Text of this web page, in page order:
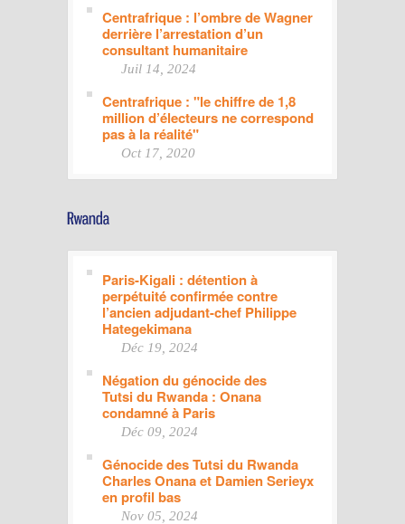
Centrafrique : l’ombre de Wagner
derrière l’arrestation d’un
consultant humanitaire
Juil 14, 2024
Centrafrique : "le chiffre de 1,8
million d’électeurs ne correspond
pas à la réalité"
Oct 17, 2020
Paris-Kigali : détention à
perpétuité confirmée contre
l’ancien adjudant-chef Philippe
Hategekimana
Déc 19, 2024
Négation du génocide des
Tutsi du Rwanda : Onana
condamné à Paris
Déc 09, 2024
Génocide des Tutsi du Rwanda
Charles Onana et Damien Serieyx
en profil bas
Nov 05, 2024